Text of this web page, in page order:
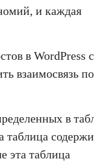
и каждая
в WordPress с
взаимосвязь
в
таблица
эта таблица